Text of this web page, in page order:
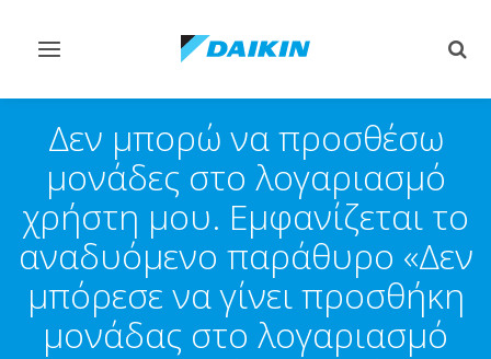
Εναλλαγή
πλοήγηση
Δεν μπορώ να προσθέσω
μονάδες στο λογαριασμό
χρήστη μου. Εμφανίζεται το
αναδυόμενο παράθυρο «Δεν
μπόρεσε να γίνει προσθήκη
μονάδας στο λογαριασμό